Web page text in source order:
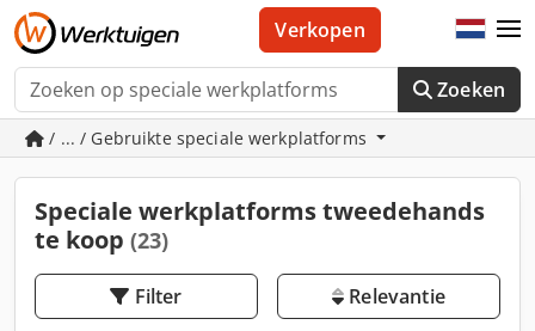
Zoeken
Verkopen
/ ... / Gebruikte speciale werkplatforms
Speciale werkplatforms tweedehands
te koop (23)
Filter Relevantie